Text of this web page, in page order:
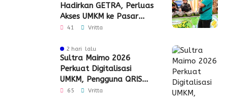
Hadirkan GETRA, Perluas
Akses UMKM ke Pasar
Global
41 Vritta
2 hari lalu
Sultra Maimo 2026
Perkuat Digitalisasi
UMKM, Pengguna QRIS
Tembus 350 Ribu
65 Vritta